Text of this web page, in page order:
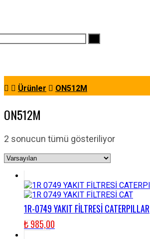
Ürünler ON512M
ON512M
2 sonucun tümü gösteriliyor
1R-0749 YAKIT FİLTRESİ CATERPILLAR
₺985,00